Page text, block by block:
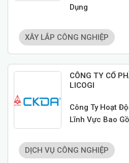
XÂY LẮP CÔNG NGHIỆP
Dụng
CÔNG TY CỔ
LICOGI
DỊCH VỤ CÔNG NGHIỆP
Công Ty Hoạt
Lĩnh Vực Bao
Triển Khu Công